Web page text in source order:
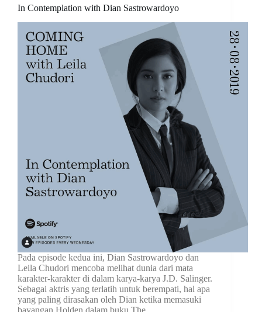
In Contemplation with Dian Sastrowardoyo
Pada episode kedua ini, Dian Sastrowardoyo dan
Leila Chudori mencoba melihat dunia dari mata
karakter-karakter di dalam karya-karya J.D. Salinger.
Sebagai aktris yang terlatih untuk berempati, hal apa
yang paling dirasakan oleh Dian ketika memasuki
bayangan Holden dalam buku The…